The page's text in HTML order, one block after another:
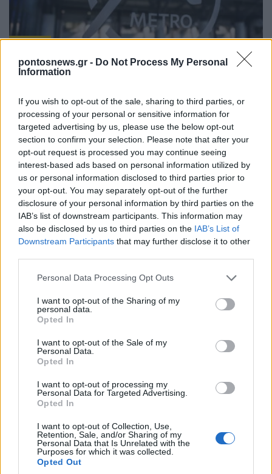
pontosnews.gr - Do Not Process My Personal
Information
If you wish to opt-out of the sale, sharing to third parties, or
processing of your personal or sensitive information for
targeted advertising by us, please use the below opt-out
section to confirm your selection. Please note that after your
opt-out request is processed you may continue seeing
interest-based ads based on personal information utilized by
us or personal information disclosed to third parties prior to
your opt-out. You may separately opt-out of the further
disclosure of your personal information by third parties on the
IAB’s list of downstream participants. This information may
also be disclosed by us to third parties on the IAB’s List of
Downstream Participants that may further disclose it to other
Please note that this website/app uses one or more Google
not limited to your visit or usage behaviour. You may click to
grant or deny consent to Google and its third-party tags to
use your data for below specified purposes in below Google
consent section.
Personal Data Processing Opt Outs
I want to opt-out of the Sharing of my
personal data.
Opted In
I want to opt-out of the Sale of my
Personal Data.
Opted In
I want to opt-out of processing my
Personal Data for Targeted Advertising.
Opted In
I want to opt-out of Collection, Use,
Retention, Sale, and/or Sharing of my
Personal Data that Is Unrelated with the
Purposes for which it was collected.
Opted Out
ΕΛΛΑΔΑ
Μετρό Θεσσαλονίκης: Προσωρινές αλλαγές στο
6/08/2026 - 5:09μμ
ΕΛΛΑΔΑ
Καστοριά: Έκτακτα μέτρα μετά τον εντοπισμό
ευλογιάς των προβάτων στον Γέρμα
6/08/2026 - 3:33μμ